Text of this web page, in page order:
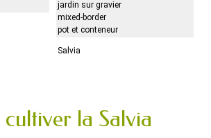
jardin sur gravier
mixed-border
pot et conteneur
Salvia
la Salvia